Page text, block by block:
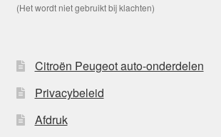
(Het wordt niet gebruikt bij klachten)
Citroën Peugeot auto-onderdelen
Privacybeleid
Afdruk